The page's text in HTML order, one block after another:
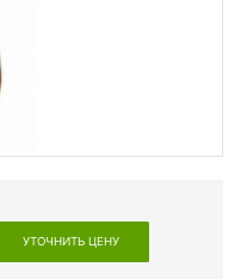
УТОЧНИТЬ ЦЕНУ